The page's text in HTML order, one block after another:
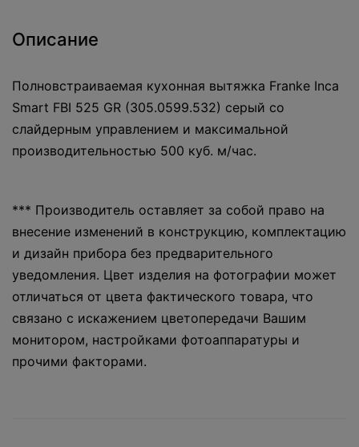
Описание
Полновстраиваемая кухонная вытяжка Franke Inca
Smart FBI 525 GR (305.0599.532) серый со
слайдерным управлением и максимальной
производительностью 500 куб. м/час.
*** Производитель оставляет за собой право на
внесение изменений в конструкцию, комплектацию
и дизайн прибора без предварительного
уведомления. Цвет изделия на фотографии может
отличаться от цвета фактического товара, что
связано с искажением цветопередачи Вашим
монитором, настройками фотоаппаратуры и
прочими факторами.